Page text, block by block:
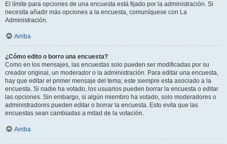
El límite para opciones de una encuesta está fijado por la administración. Si
necesita añadir más opciones a la encuesta, comuníquese con La
Administración.
Arriba
¿Cómo edito o borro una encuesta?
Como en los mensajes, las encuestas solo pueden ser modificadas por su
creador original, un moderador o la administración. Para editar una encuesta,
hay que editar el primer mensaje del tema; este siempre esta asociado a la
encuesta. Si nadie ha votado, los usuarios pueden borrar la encuesta o editar
las opciones. Sin embargo, si algún miembro ha votado, solo moderadores o
administradores pueden editar o borrar la encuesta. Esto evita que las
encuestas sean cambiadas a mitad de la votación.
Arriba